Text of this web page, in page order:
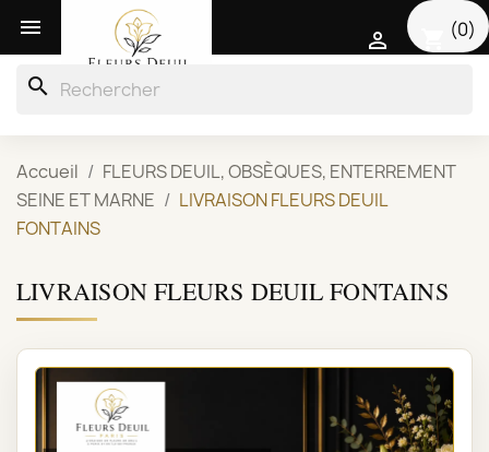
 (0)

search
Accueil
FLEURS DEUIL, OBSÈQUES, ENTERREMENT
SEINE ET MARNE
LIVRAISON FLEURS DEUIL
FONTAINS
LIVRAISON FLEURS DEUIL FONTAINS